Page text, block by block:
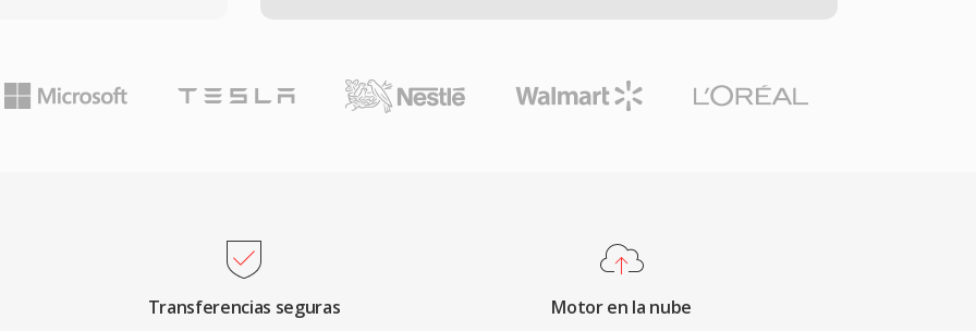
y bien organizado ha
H.264 de perfil
para subtítulos y
apogeo, F4V
de alta calidad
y reproductoresTransferencias seguras Motor en la nube